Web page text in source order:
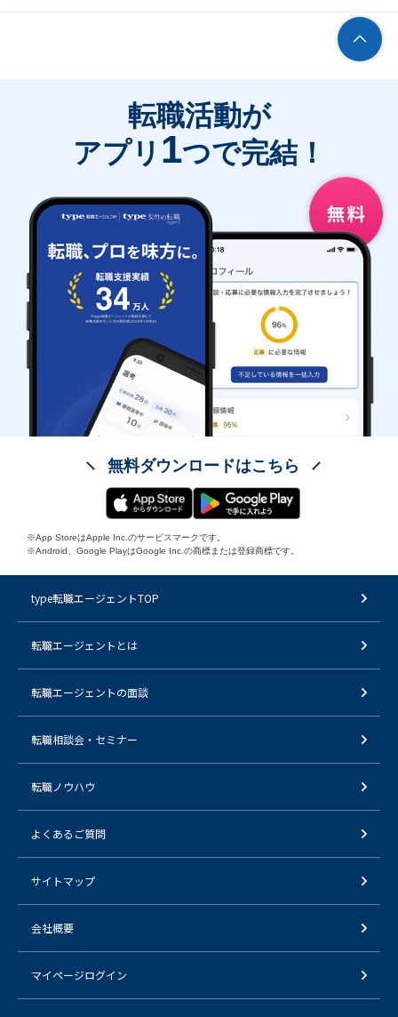
転職活動が
アプリ 1つで完結！
無料ダウンロードはこちら
※App StoreはApple Inc.のサービスマークです。
※Android、Google PlayはGoogle Inc.の商標または登録商標です。
type転職エージェントTOP
転職エージェントとは
転職エージェントの面談
転職相談会・セミナー
転職ノウハウ
よくあるご質問
サイトマップ
会社概要
マイページログイン